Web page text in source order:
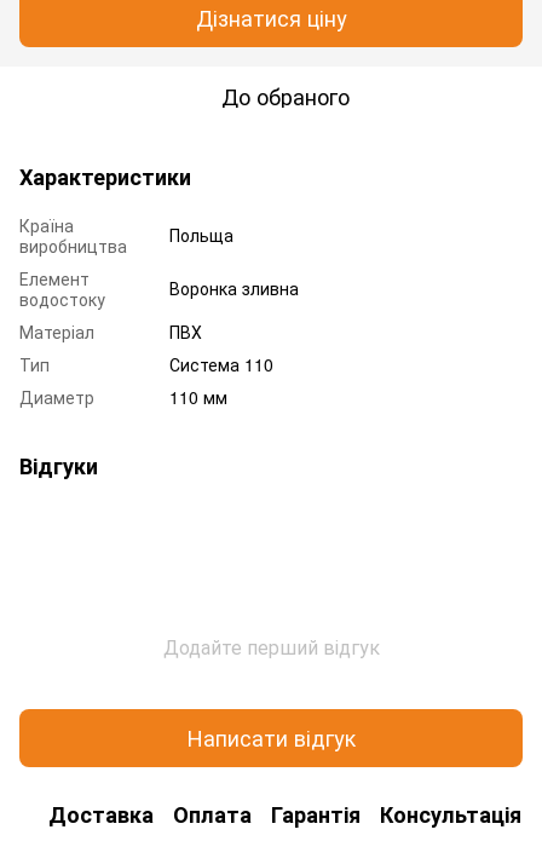
Дізнатися ціну
До обраного
Характеристики
Країна
виробництва
Польща
Елемент
водостоку
Воронка зливна
Матеріал
ПВХ
Тип
Система 110
Диаметр
110 мм
Відгуки
Додайте перший відгук
Написати відгук
Доставка Оплата Гарантія Консультація